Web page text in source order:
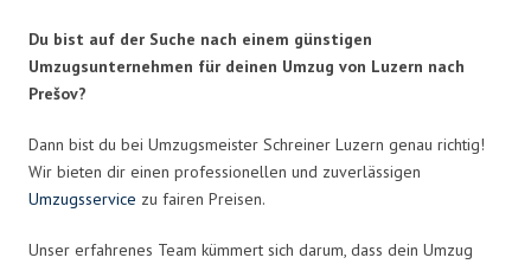
Du bist auf der Suche nach einem günstigen
Umzugsunternehmen für deinen Umzug von Luzern nach
Prešov?
Dann bist du bei Umzugsmeister Schreiner Luzern genau richtig!
Wir bieten dir einen professionellen und zuverlässigen
Umzugsservice zu fairen Preisen.
Unser erfahrenes Team kümmert sich darum, dass dein Umzug